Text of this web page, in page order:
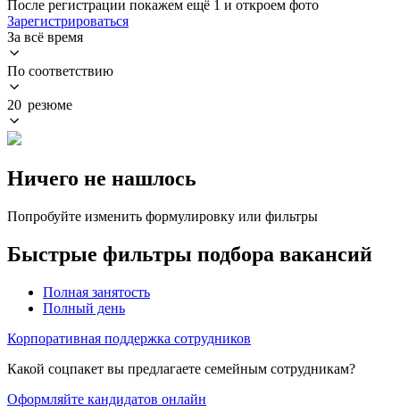
После регистрации покажем ещё 1 и откроем фото
Зарегистрироваться
За всё время
По соответствию
20 резюме
Ничего не нашлось
Попробуйте изменить формулировку или фильтры
Быстрые фильтры подбора вакансий
Полная занятость
Полный день
Корпоративная поддержка сотрудников
Какой соцпакет вы предлагаете семейным сотрудникам?
Оформляйте кандидатов онлайн